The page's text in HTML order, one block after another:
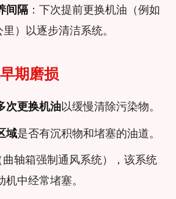
间隔 ：下次提前更换机油（例如
）以逐步清洁系统。
期磨损
次更换机油以缓慢清除污染物。
域是否有沉积物和堵塞的油道。
轴箱强制通风系统），该系统
中经常堵塞。